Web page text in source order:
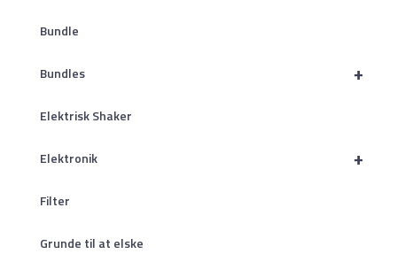
Bundle
+
Bundles
Elektrisk Shaker
+
Elektronik
Filter
Grunde til at elske